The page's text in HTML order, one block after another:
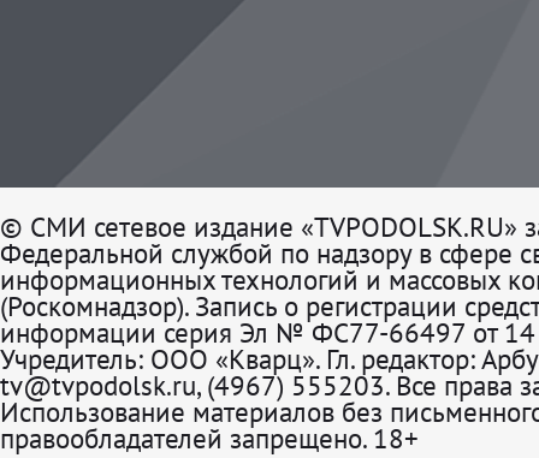
© СМИ сетевое издание «TVPODOLSK.RU»
Федеральной службой по надзору в сфере
информационных технологий и массовых
(Роскомнадзор). Запись о регистрации
информации серия Эл № ФС77-66497 от 14
Учредитель: ООО «Кварц». Гл. редактор:
tv@tvpodolsk.ru, (4967) 555203. Все права
Использование материалов без
правообладателей запрещено. 18+